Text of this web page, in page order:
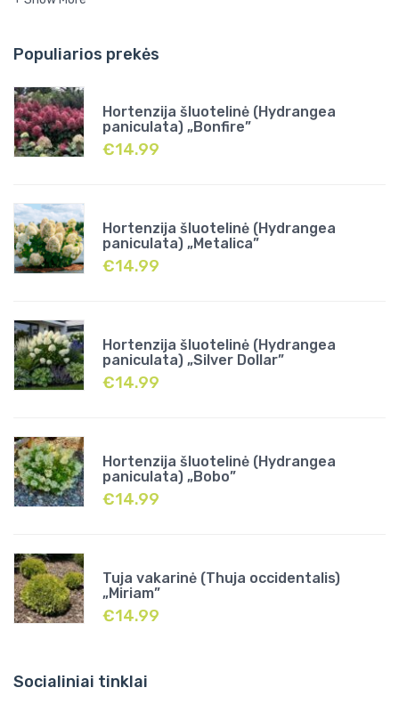
Populiarios prekės
Hortenzija šluotelinė (Hydrangea
paniculata) „Bonfire”
€14.99
Hortenzija šluotelinė (Hydrangea
paniculata) „Metalica”
€14.99
Hortenzija šluotelinė (Hydrangea
paniculata) „Silver Dollar”
€14.99
Hortenzija šluotelinė (Hydrangea
paniculata) „Bobo”
€14.99
Tuja vakarinė (Thuja occidentalis)
„Miriam”
€14.99
Socialiniai tinklai